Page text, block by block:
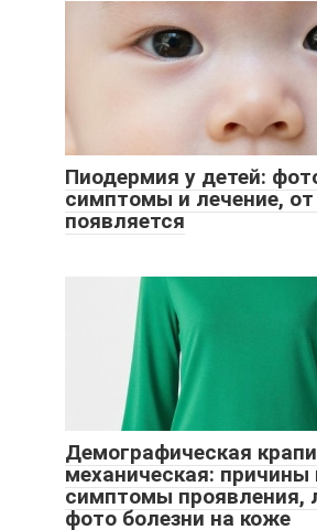
Пиодермия у детей:
симптомы и лечение, от
появляется
Демографическая
механическая: причины
симптомы проявления,
фото болезни на коже